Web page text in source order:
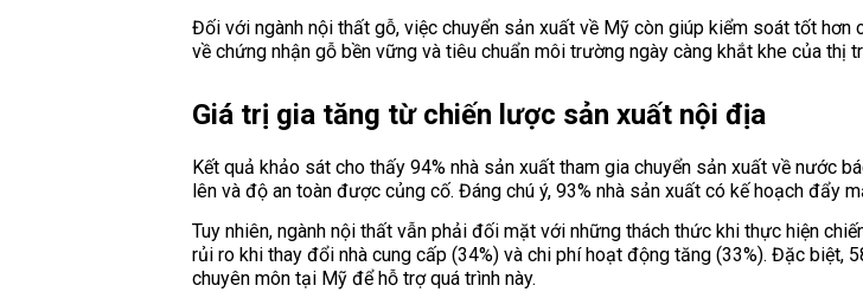
Đối với ngành nội thất gỗ, việc chuyển sản xuất về Mỹ còn giúp kiểm soát tốt
về chứng nhận gỗ bền vững và tiêu chuẩn môi trường ngày càng khắt khe của thị
Giá trị gia tăng từ chiến lược sản xuất nội địa
Kết quả khảo sát cho thấy 94% nhà sản xuất tham gia chuyển sản xuất về nước
lên và độ an toàn được củng cố. Đáng chú ý, 93% nhà sản xuất có kế hoạch đẩy
Tuy nhiên, ngành nội thất vẫn phải đối mặt với những thách thức khi thực hiện
rủi ro khi thay đổi nhà cung cấp (34%) và chi phí hoạt động tăng (33%). Đặc biệt,
chuyên môn tại Mỹ để hỗ trợ quá trình này.